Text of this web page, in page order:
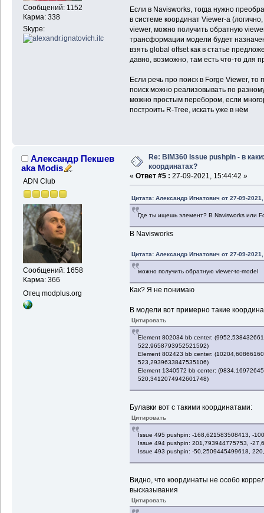
Сообщений: 1152
Карма: 338
Skype:
Если в Navisworks, тогда нужно
в системе координат Viewer-а
viewer, можно получить обратную
трансформации модели будет
взять global offset как в статье
давно, возможно, там есть что-то для
Если речь про поиск в Forge Viewer,
поиск можно реализовывать по
можно простым перебором, если
построить R-Tree, искать уже в нём
Александр Пекшев
aka Modis
ADN Club
Сообщений: 1658
Карма: 366
Отец modplus.org
Re: BIM360 Issue pushpin - в
координатах?
« Ответ #5 : 27-09-2021, 15:44:42 »
Цитата: Александр Игнатович от 27-09-
Где ты ищешь элемент? В Navisworks или
В Navisworks
Цитата: Александр Игнатович от 27-09-
можно получить обратную viewer-to-model
Как? Я не понимаю
В модели вот примерно такие
Цитировать
Element 802034 bb center:
522,9658793952521592)
Element 802423 bb center:
523,2939633847535106)
Element 1340572 bb center:
520,3412074942601748)
Булавки вот с такими координатами:
Цитировать
Issue 495 pushpin: -168,621583508413, -
Issue 494 pushpin: 201,793944775753, -
Issue 493 pushpin: -50,2509445499618,
Видно, что координаты не особо
высказывания
Цитировать